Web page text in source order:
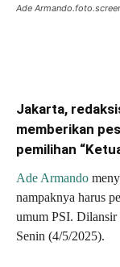
Ade
Jakarta,
memberikan
pemilihan
Ade Armando
nampaknya harus
umum PSI.
Senin (4/5/2025).